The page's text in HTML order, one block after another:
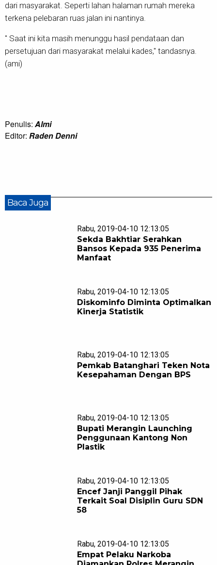
dari masyarakat. Seperti lahan halaman rumah mereka
terkena pelebaran ruas jalan ini nantinya.
" Saat ini kita masih menunggu hasil pendataan dan
persetujuan dari masyarakat melalui kades," tandasnya.
(ami)
Penulis: Almi
Editor: Raden Denni
Baca Juga
Rabu, 2019-04-10 12:13:05
Sekda Bakhtiar Serahkan
Bansos Kepada 935 Penerima
Manfaat
Rabu, 2019-04-10 12:13:05
Diskominfo Diminta Optimalkan
Kinerja Statistik
Rabu, 2019-04-10 12:13:05
Pemkab Batanghari Teken Nota
Kesepahaman Dengan BPS
Rabu, 2019-04-10 12:13:05
Bupati Merangin Launching
Penggunaan Kantong Non
Plastik
Rabu, 2019-04-10 12:13:05
Encef Janji Panggil Pihak
Terkait Soal Disiplin Guru SDN
58
Rabu, 2019-04-10 12:13:05
Empat Pelaku Narkoba